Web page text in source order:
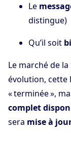
Le
distingue)
Qu’il soit
Le marché de
évolution, cette
« terminée »,
complet
sera mise à